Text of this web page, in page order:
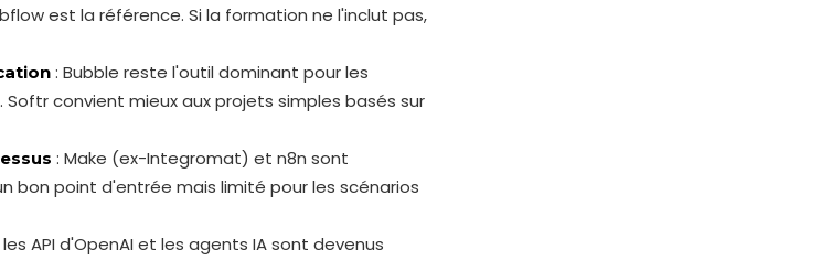
est la référence. Si la formation ne l'inclut pas,
: Bubble reste l'outil dominant pour les
convient mieux aux projets simples basés sur
: Make (ex-Integromat) et n8n sont
bon point d'entrée mais limité pour les scénarios
API d'OpenAI et les agents IA sont devenus